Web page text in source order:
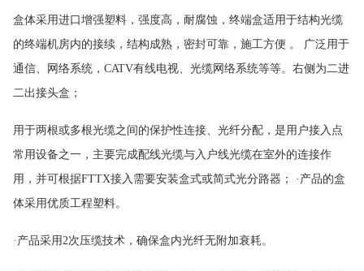
盒体采用进口增强塑料，强度高，耐腐蚀，终端盒适用于结构光缆
的终端机房内的接续，结构成熟，密封可靠，施工方便 。
广泛用于
通信、网络系统， CATV有线电视、光缆网络系统等等。右侧为二进
二出接头盒；
用于两根或多根光缆之间的保护性连接、光纤分配，是用户接入点
常用设备之一，主要完成配线光缆与入户线光缆在室外的连接作
用，并可根据FTTX接入需要安装盒式或简式光分路器； ·产品的盒
体采用优质工程塑料。
·产品采用2次压缆技术，确保盒内光纤无附加衰耗。